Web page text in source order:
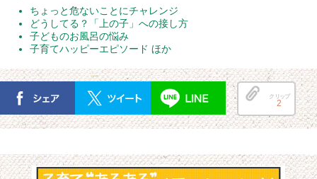
ちょっと危ないことにチャレンジ
どうしてる？「上の子」への接し方
子どものお風呂の悩み
子育てハッピーエピソード ほか
クリップ
2